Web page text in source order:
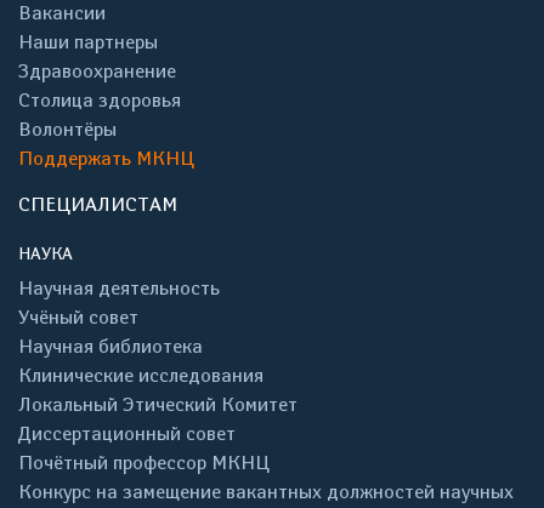
Вакансии
Наши партнеры
Здравоохранение
Столица здоровья
Волонтёры
Поддержать МКНЦ
СПЕЦИАЛИСТАМ
НАУКА
Научная деятельность
Учёный совет
Научная библиотека
Клинические исследования
Локальный Этический Комитет
Диссертационный совет
Почётный профессор МКНЦ
Конкурс на замещение вакантных должностей научных